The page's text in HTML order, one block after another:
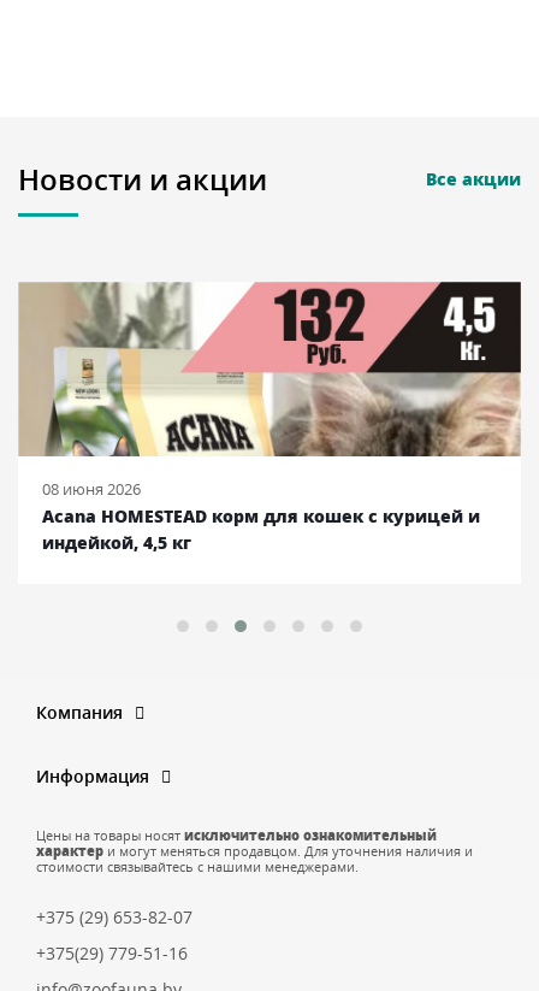
Новости и акции Все акции
25 сентября 2025
Ambrosia корм для собак с курицей и лососем,
12 кг
Компания
Информация
Цены на товары носят исключительно ознакомительный
характер и могут меняться продавцом. Для уточнения наличия и
стоимости связывайтесь с нашими менеджерами.
+375 (29) 653-82-07
+375(29) 779-51-16